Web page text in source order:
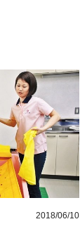
2018/06/10